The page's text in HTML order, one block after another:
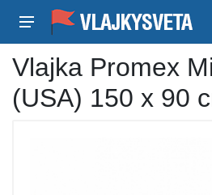
Vlajka Promex
(USA) 150 x 90